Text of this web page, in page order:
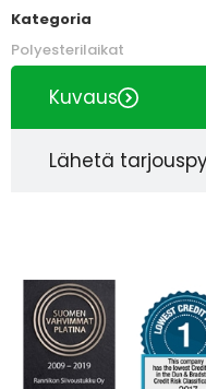
Kategoria
Polyesterilaikat
Kuvaus
Lähetä